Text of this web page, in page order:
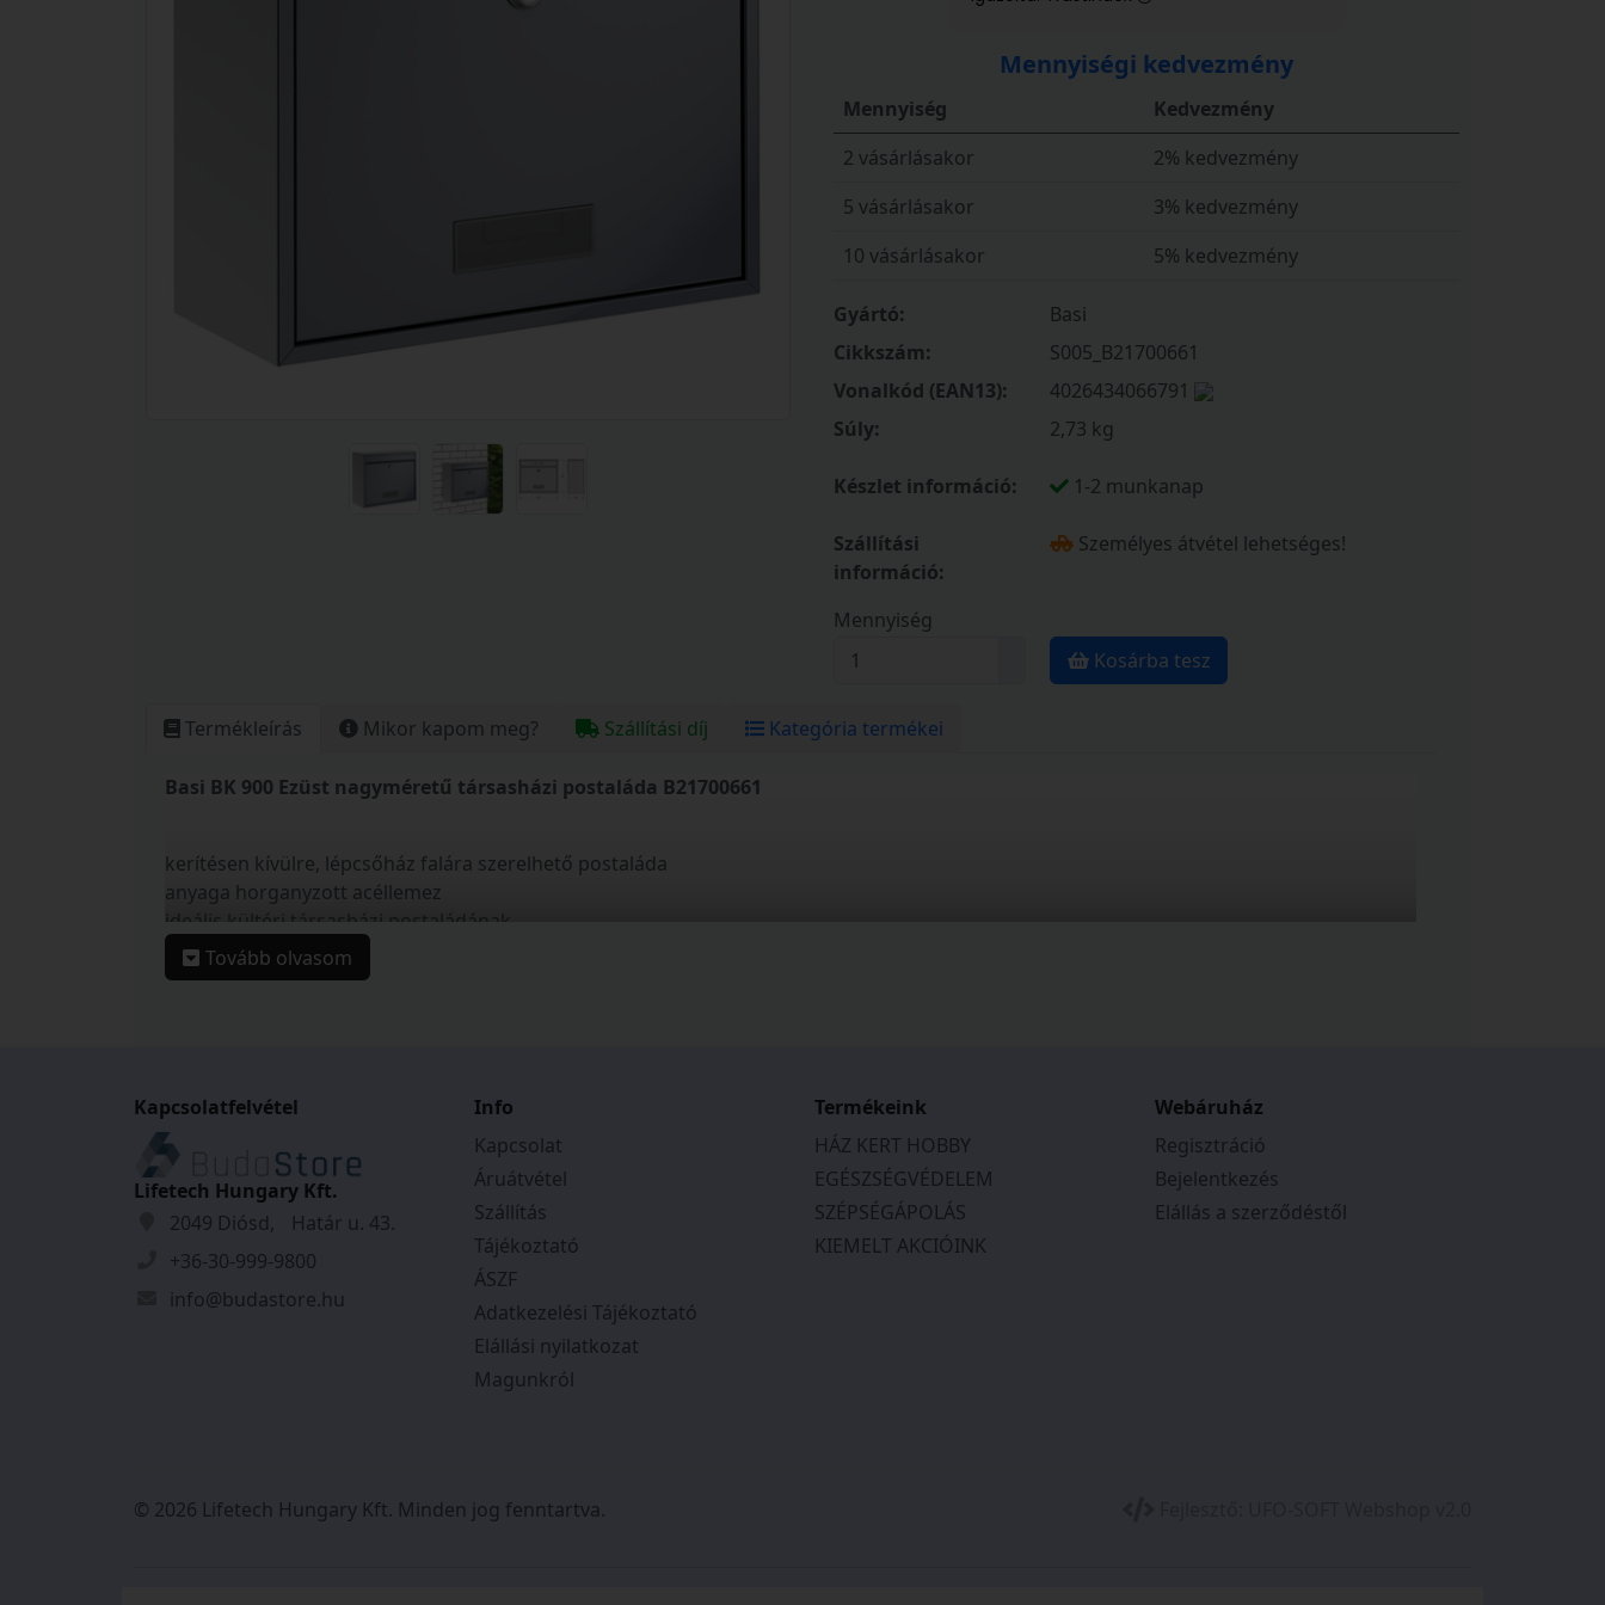
Mennyiségi kedvezmény
Mennyiség
Kedvezmény
2 vásárlásakor
2% kedvezmény
5 vásárlásakor
3% kedvezmény
10 vásárlásakor
5% kedvezmény
Gyártó:
Basi
Cikkszám:
S005_B21700661
Vonalkód (EAN13):
4026434066791
Súly:
2,73 kg
Készlet információ: 1-2 munkanap
Szállítási
információ:
Személyes átvétel lehetséges!
Mennyiség
Kosárba tesz
Termékleírás Mikor kapom meg? Szállítási díj Kategória termékei
Basi BK 900 Ezüst nagyméretű társasházi postaláda B21700661
kerítésen kívülre, lépcsőház falára szerelhető postaláda
anyaga horganyzott acéllemez
ideális kültéri társasházi postaládának
egymás mellé és alá építhető (sorolható)
elülső bedobónyílás felhajtható esővédővel
rögzítő csavarokkal
többféle színben áruljuk
Tulajdonságok
Magasság:
310
Szélesség:
360mm
Tovább olvasom
Kapcsolatfelvétel
Lifetech Hungary Kft.
2049 Diósd, Határ u. 43.
+36-30-999-9800
info@budastore.hu
Info
Kapcsolat
Áruátvétel
Szállítás
Tájékoztató
ÁSZF
Adatkezelési Tájékoztató
Elállási nyilatkozat
Magunkról
Termékeink
HÁZ KERT HOBBY
EGÉSZSÉGVÉDELEM
SZÉPSÉGÁPOLÁS
KIEMELT AKCIÓINK
Webáruház
Regisztráció
Bejelentkezés
Elállás a szerződéstől
© 2026 Lifetech Hungary Kft. Minden jog fenntartva.